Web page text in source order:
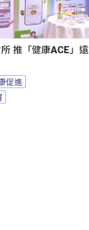
推「健康ACE」遠
促進